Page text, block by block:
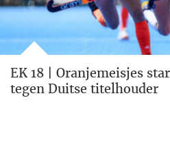
EK 18 | Oranjemeisjes
tegen Duitse titelhouder